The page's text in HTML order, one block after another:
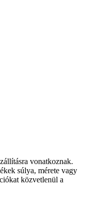
vonatkoznak.
súlya, mérete vagy
közvetlenül a